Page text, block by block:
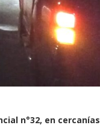
n°32, en cercanías